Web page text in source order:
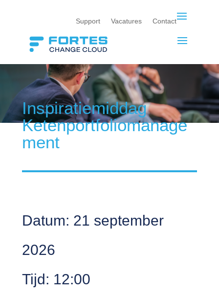
Support Vacatures Contact
Inspiratiemiddag
Ketenportfoliomanage
ment
Datum: 21 september
2026
Tijd: 12:00